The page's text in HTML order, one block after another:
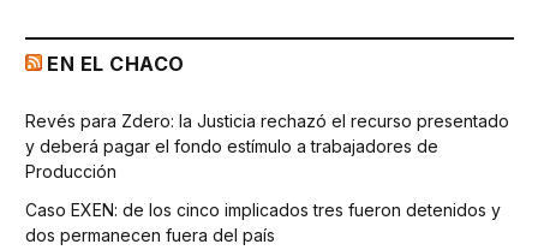
EN EL CHACO
Revés para Zdero: la Justicia rechazó el recurso presentado
y deberá pagar el fondo estímulo a trabajadores de
Producción
Caso EXEN: de los cinco implicados tres fueron detenidos y
dos permanecen fuera del país